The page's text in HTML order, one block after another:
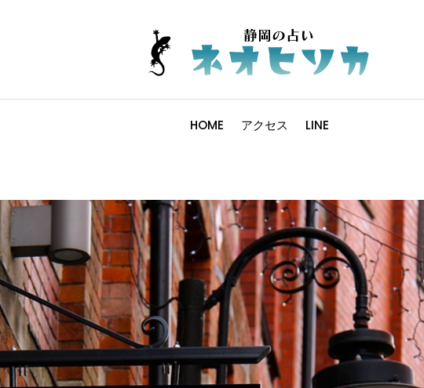
HOME アクセス LINE